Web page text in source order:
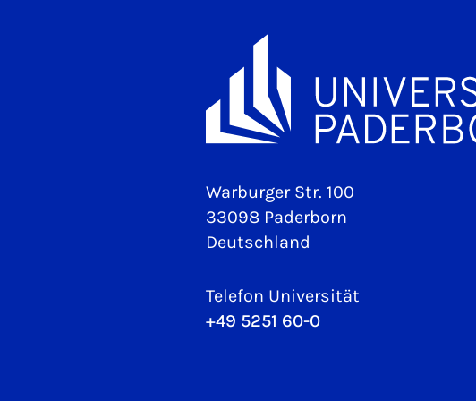
Warburger Str. 100
33098 Paderborn
Deutschland
Telefon Universität
+49 5251 60-0